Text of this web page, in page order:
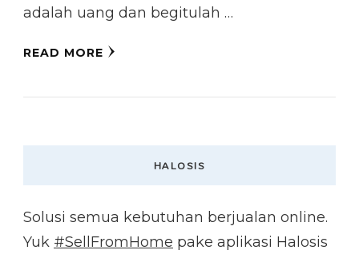
adalah uang dan begitulah …
READ MORE
HALOSIS
Solusi semua kebutuhan berjualan online.
Yuk #SellFromHome pake aplikasi Halosis